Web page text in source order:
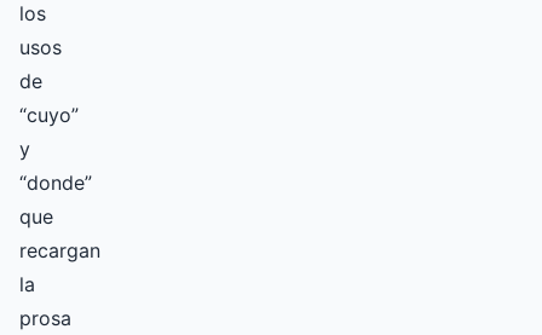
los
usos
de
“cuyo”
y
“donde”
que
recargan
la
prosa